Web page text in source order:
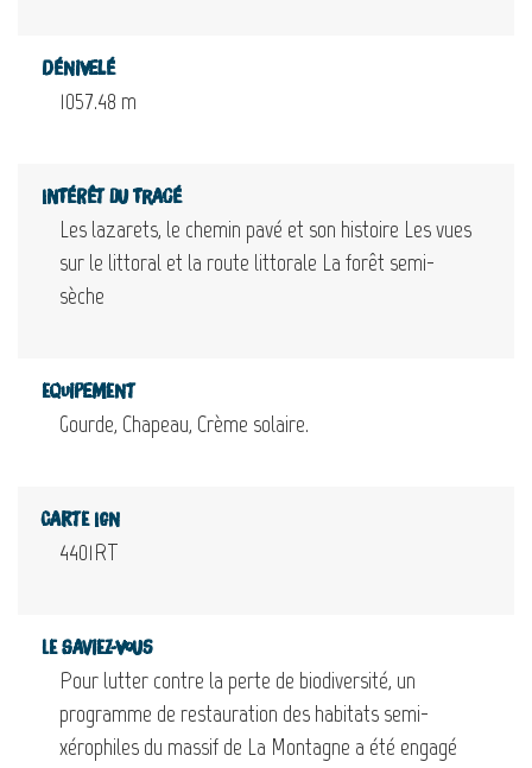
Dénivelé
1057.48 m
Intérêt du tracé
Les lazarets, le chemin pavé et son histoire Les vues
sur le littoral et la route littorale La forêt semi-
sèche
Equipement
Gourde, Chapeau, Crème solaire.
Carte IGN
4401RT
Le saviez-vous
Pour lutter contre la perte de biodiversité, un
programme de restauration des habitats semi-
xérophiles du massif de La Montagne a été engagé